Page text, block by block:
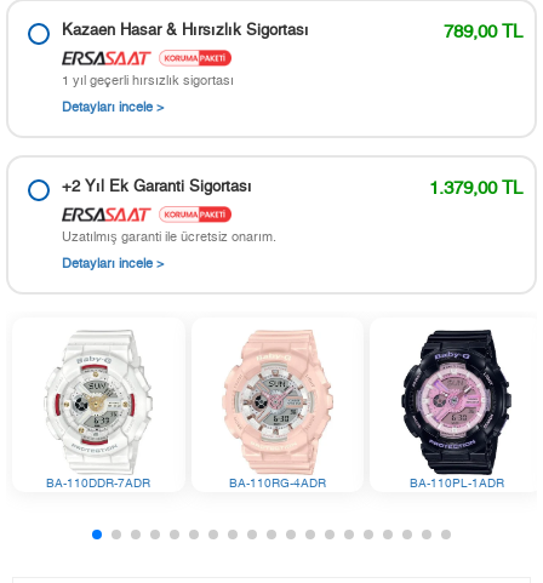
Kazaen Hasar & Hırsızlık Sigortası 789,00 TL
1 yıl geçerli hırsızlık sigortası
Detayları incele >
+2 Yıl Ek Garanti Sigortası 1.379,00 TL
Uzatılmış garanti ile ücretsiz onarım.
Detayları incele >
BA-110DDR-7ADR BA-110RG-4ADR BA-110PL-1ADR